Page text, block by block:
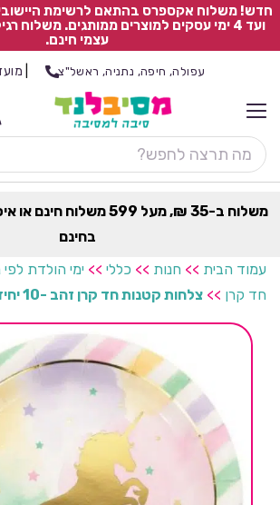
ועד 4 ימי עסקים למוצרים ממותגים. משלוח
עצמי חינם.
עפולה, חיפה, נתניה, ראשל"צ
משלוח ב-35 ₪, מעל 599
בחינם
עמוד הבית >> חנות >> כללי >> ימי הולדת לפי
חד קרן >> צלחות קטנות חד קרן זהב -10 יחידות